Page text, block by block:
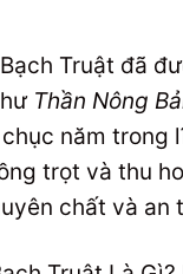
Truật đã
Thần Nông
năm
trọt và thu
chất và an